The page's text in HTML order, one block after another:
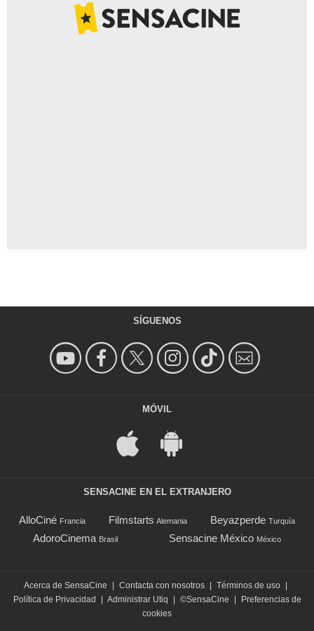
SÍGUENOS
MÓVIL
SENSACINE EN EL EXTRANJERO
AlloCiné Francia Filmstarts Alemania Beyazperde Turquía
AdoroCinema Brasil Sensacine México México
Acerca de SensaCine | Contacta con nosotros | Términos de uso |
Política de Privacidad
| Administrar Utiq | ©SensaCine |
Preferencias de
cookies